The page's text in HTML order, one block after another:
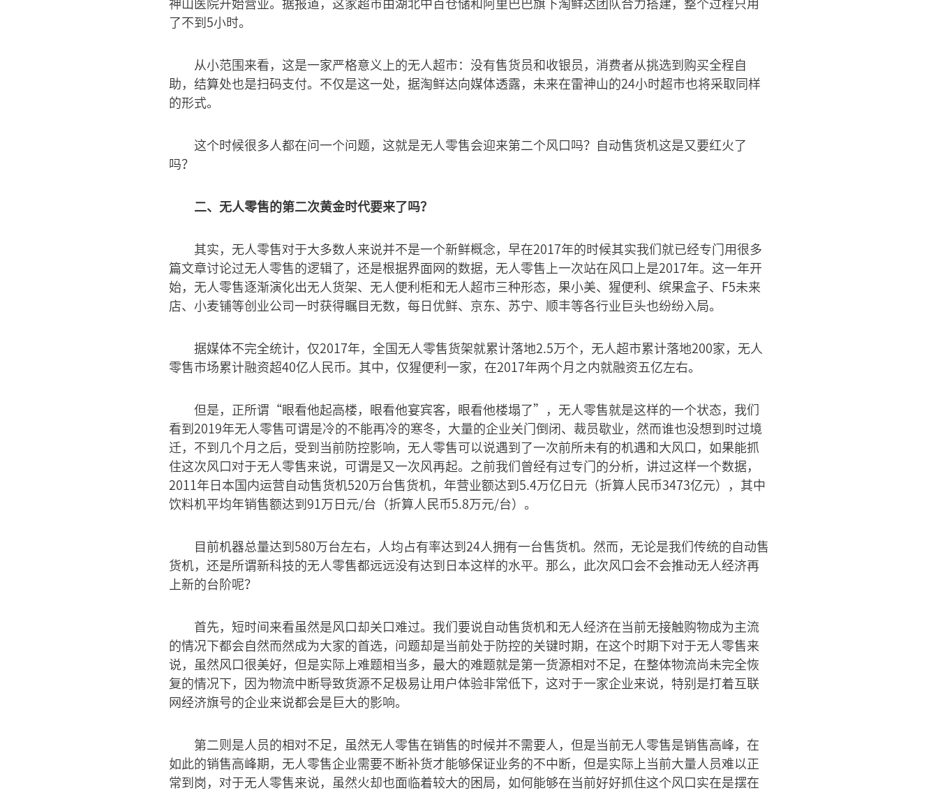
了不到5小时。
从小范围来看，这是一家严格意义上的无人超市：没有售货员和收银员，消费者从挑选到购买全程自
助，结算处也是扫码支付。不仅是这一处，据淘鲜达向媒体透露，未来在雷神山的24小时超市也将采取同样
的形式。
这个时候很多人都在问一个问题，这就是无人零售会迎来第二个风口吗？自动售货机这是又要红火了
吗？
二、无人零售的第二次黄金时代要来了吗？
其实，无人零售对于大多数人来说并不是一个新鲜概念，早在2017年的时候其实我们就已经专门用很多
篇文章讨论过无人零售的逻辑了，还是根据界面网的数据，无人零售上一次站在风口上是2017年。这一年开
始，无人零售逐渐演化出无人货架、无人便利柜和无人超市三种形态，果小美、猩便利、缤果盒子、F5未来
店、小麦铺等创业公司一时获得瞩目无数，每日优鲜、京东、苏宁、顺丰等各行业巨头也纷纷入局。
据媒体不完全统计，仅2017年，全国无人零售货架就累计落地2.5万个，无人超市累计落地200家，无人
零售市场累计融资超40亿人民币。其中，仅猩便利一家，在2017年两个月之内就融资五亿左右。
但是，正所谓“眼看他起高楼，眼看他宴宾客，眼看他楼塌了”，无人零售就是这样的一个状态，我们
看到2019年无人零售可谓是冷的不能再冷的寒冬，大量的企业关门倒闭、裁员歇业，然而谁也没想到时过境
迁，不到几个月之后，受到当前防控影响，无人零售可以说遇到了一次前所未有的机遇和大风口，如果能抓
住这次风口对于无人零售来说，可谓是又一次风再起。之前我们曾经有过专门的分析，讲过这样一个数据，
2011年日本国内运营自动售货机520万台售货机，年营业额达到5.4万亿日元（折算人民币3473亿元），其中
饮料机平均年销售额达到91万日元/台（折算人民币5.8万元/台）。
目前机器总量达到580万台左右，人均占有率达到24人拥有一台售货机。然而，无论是我们传统的自动售
货机，还是所谓新科技的无人零售都远远没有达到日本这样的水平。那么，此次风口会不会推动无人经济再
上新的台阶呢？
首先，短时间来看虽然是风口却关口难过。我们要说自动售货机和无人经济在当前无接触购物成为主流
的情况下都会自然而然成为大家的首选，问题却是当前处于防控的关键时期，在这个时期下对于无人零售来
说，虽然风口很美好，但是实际上难题相当多，最大的难题就是第一货源相对不足，在整体物流尚未完全恢
复的情况下，因为物流中断导致货源不足极易让用户体验非常低下，这对于一家企业来说，特别是打着互联
网经济旗号的企业来说都会是巨大的影响。
第二则是人员的相对不足，虽然无人零售在销售的时候并不需要人，但是当前无人零售是销售高峰，在
如此的销售高峰期，无人零售企业需要不断补货才能够保证业务的不中断，但是实际上当前大量人员难以正
常到岗，对于无人零售来说，虽然火却也面临着较大的困局，如何能够在当前好好抓住这个风口实在是摆在